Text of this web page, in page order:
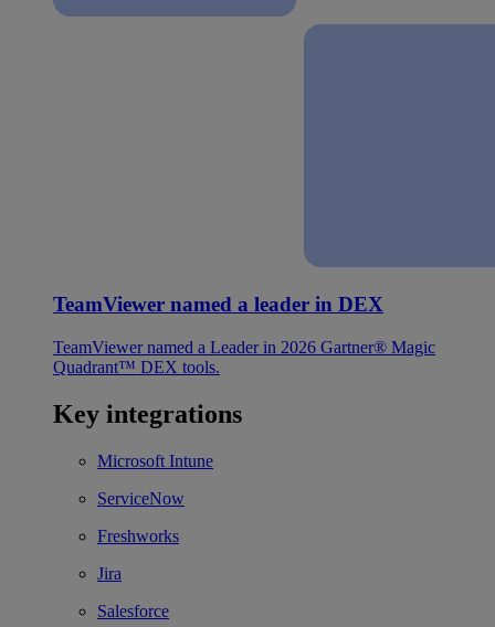
TeamViewer named a leader in DEX
TeamViewer named a Leader in 2026 Gartner® Magic
Quadrant™ DEX tools.
Key integrations
Microsoft Intune
ServiceNow
Freshworks
Jira
Salesforce